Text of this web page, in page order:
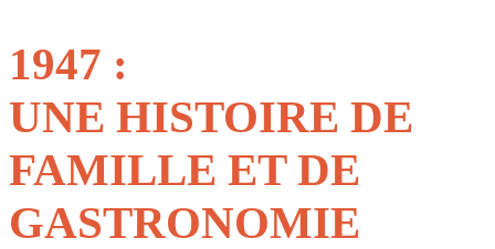
1947 :
UNE HISTOIRE DE
FAMILLE ET DE
GASTRONOMIE